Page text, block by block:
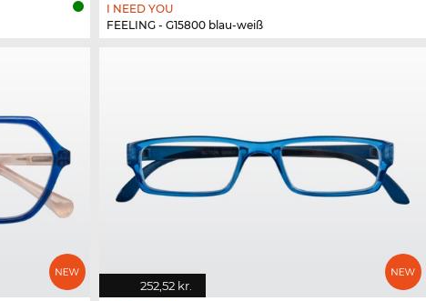
I NEED YOU
FEELING - G15800 blau-weiß
252,52 kr.